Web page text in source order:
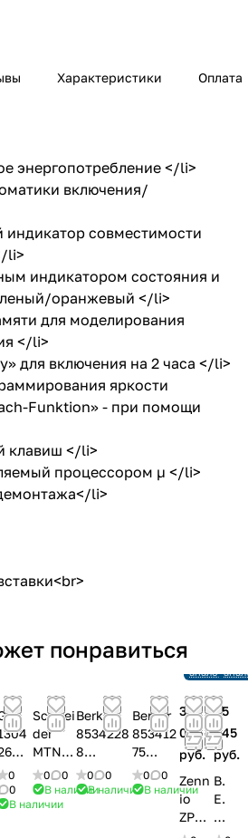
Характеристики Оплата
энергопотребление </li>
включения/
совместимости
li>
индикатором состояния и
оранжевый </li>
для моделирования
</li>
для включения на 2 часа </li>
яркости
Funktion» - при помощи
клавиш </li>
процессором µ </li>
li>
понравиться
0
0
В наличии
Schnei
der
MTN63
2660
Датчи
к
0
0
В наличии
Berker
8534228
8
Инфрак
расный
0
0
В наличии
Berker
853412
75
Инфра
красны
0
0
В наличии
36
006
руб.
Zenn
io
ZPD
W0W
45
445
руб.
B.
E.
G.
93